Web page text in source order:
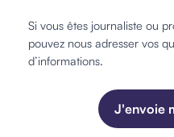
Si vous êtes journaliste ou
pouvez nous adresser vos
d’informations.
J'envoie